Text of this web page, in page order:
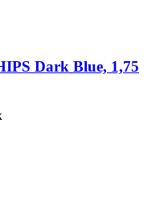
Dark Blue, 1,75